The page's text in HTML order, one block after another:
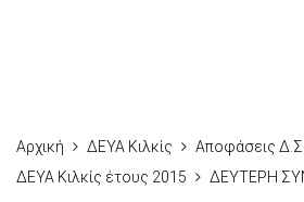
Αρχική ΔΕΥΑ Κιλκίς Αποφάσεις Δ.Σ
ΔΕΥΑ Κιλκίς έτους 2015
ΔΕΥΤΕΡΗ